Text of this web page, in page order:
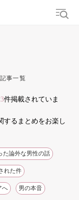
モテテク 婚活
事一覧
件掲載されていま
するまとめをお楽し
た論外な男性の話
れた件
へ 男の本音